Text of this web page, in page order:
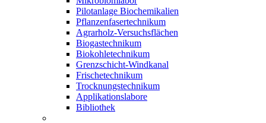
Pilotanlage Biochemikalien
Pflanzenfasertechnikum
Agrarholz-Versuchsflächen
Biogastechnikum
Biokohletechnikum
Grenzschicht-Windkanal
Frischetechnikum
Trocknungstechnikum
Applikationslabore
Bibliothek